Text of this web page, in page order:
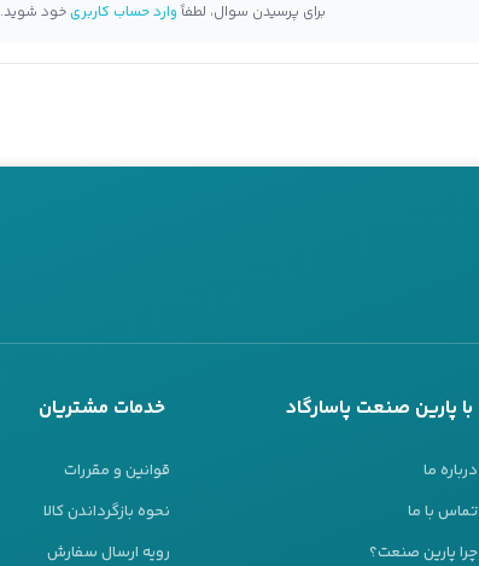
برای پرسیدن سوال، لطفاًوارد حساب کاربریخود شوید.
با پارین صنعت پاسارگاد
درباره ما
تماس با ما
چرا پارین صنعت؟
خدمات مشتریان
قوانین و مقررات
نحوه بازگرداندن کالا
رویه ارسال سفارش